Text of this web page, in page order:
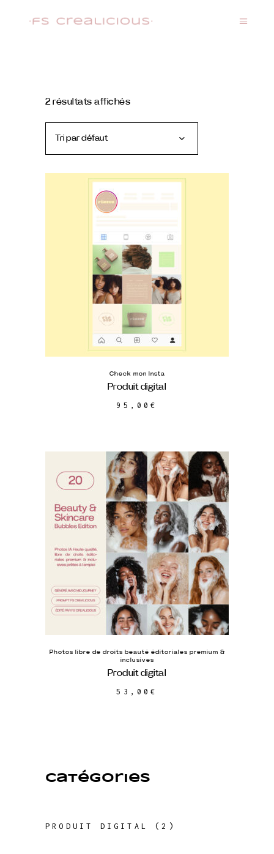
2 résultats affichés
Tri par défaut
AJOUTER AU PANIER
Check mon Insta
Produit digital
95,00€
AJOUTER AU PANIER
Photos libre de droits beauté éditoriales premium &
inclusives
Produit digital
53,00€
Catégories
PRODUIT DIGITAL 2 2